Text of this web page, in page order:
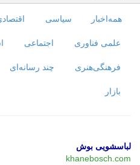
همه‌اخبار سیاسی
علمی فناوری اجتماعی
فرهنگی‌هنری چند رسانه‌ای
بازار
لباسشویی بوش
khanebosch.com